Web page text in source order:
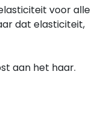
voor alle
dat elasticiteit,
aan het haar.